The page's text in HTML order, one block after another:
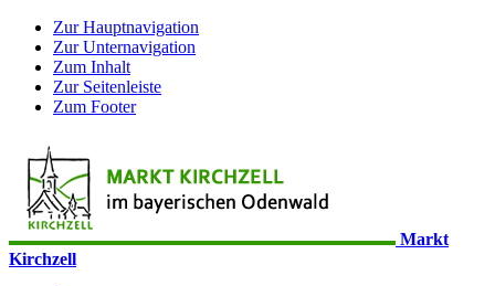
Zur Hauptnavigation
Zur Unternavigation
Zum Inhalt
Zur Seitenleiste
Zum Footer
Markt
Kirchzell